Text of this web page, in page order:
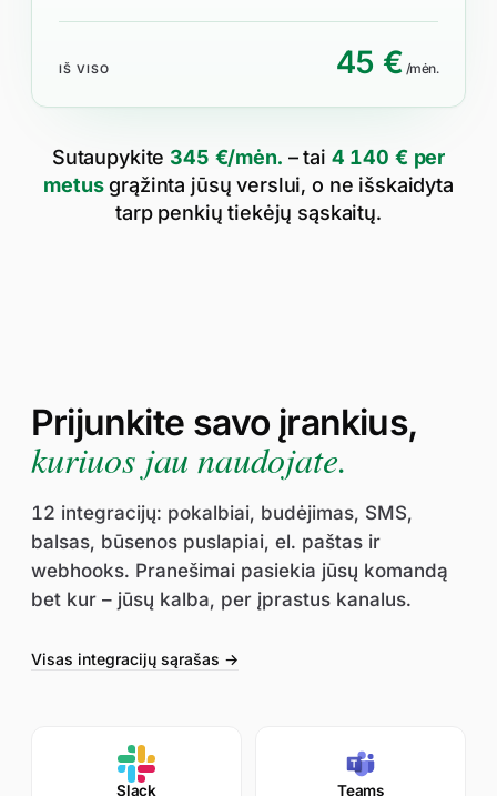
IŠ VISO 45 € /mėn.
Sutaupykite 345 €/mėn. – tai 4 140 € per
metusgrąžinta jūsų verslui, o ne išskaidyta
tarp penkių tiekėjų sąskaitų.
Prijunkite savo įrankius,
kuriuos jau naudojate.
12 integracijų: pokalbiai, budėjimas, SMS,
balsas, būsenos puslapiai, el. paštas ir
webhooks. Pranešimai pasiekia jūsų komandą
bet kur – jūsų kalba, per įprastus kanalus.
Visas integracijų sąrašas →
Slack Teams